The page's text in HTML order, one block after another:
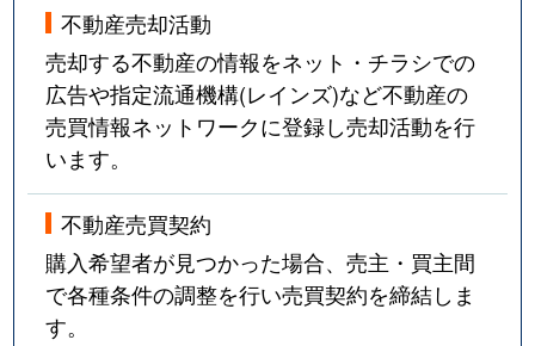
不動産売却活動
売却する不動産の情報をネット・チラシでの
広告や指定流通機構(レインズ)など不動産の
売買情報ネットワークに登録し売却活動を行
います。
不動産売買契約
購入希望者が見つかった場合、売主・買主間
で各種条件の調整を行い売買契約を締結しま
す。